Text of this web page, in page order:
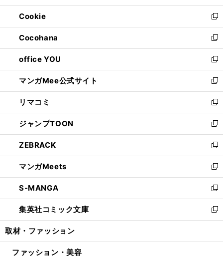
開
く
ウ
で
開
く
ン
ド
ウ
で
開
く
ウ
ィ
ン
ド
ウ
で
開
く
Cookie
新
し
い
ウ
ィ
ン
ド
ウ
で
開
く
Cocohana
新
し
い
ウ
ィ
ン
ド
ウ
で
開
く
office YOU
新
し
い
ウ
ィ
ン
ド
ウ
で
開
く
マンガMee公式サイト
新
し
い
ウ
ィ
ン
ド
ウ
で
開
く
リマコミ
新
し
い
ウ
ィ
ン
ド
ウ
で
開
く
ジャンプTOON
新
し
い
ウ
ィ
ン
ド
ウ
で
開
ZEBRACK
新
し
い
ウ
ィ
ン
ド
ウ
開
マンガMeets
新
し
い
ウ
ィ
ン
ウ
S-MANGA
新
し
い
ウ
ン
集英社コミック文庫
新
し
ウ
取材・ファッション
ファッション・美容